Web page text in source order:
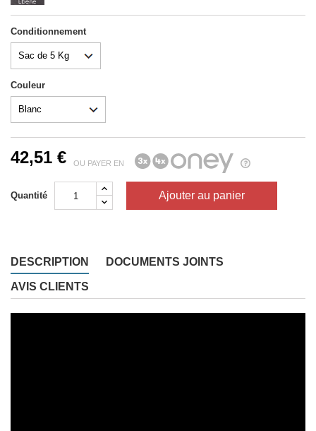
Conditionnement
Couleur
42,51 € OU PAYER EN
Quantité Ajouter au panier
DESCRIPTION DOCUMENTS JOINTS
AVIS CLIENTS